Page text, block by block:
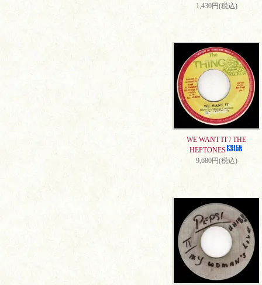
1,430円(税込)
WE WANT IT / THE
HEPTONES
9,680円(税込)